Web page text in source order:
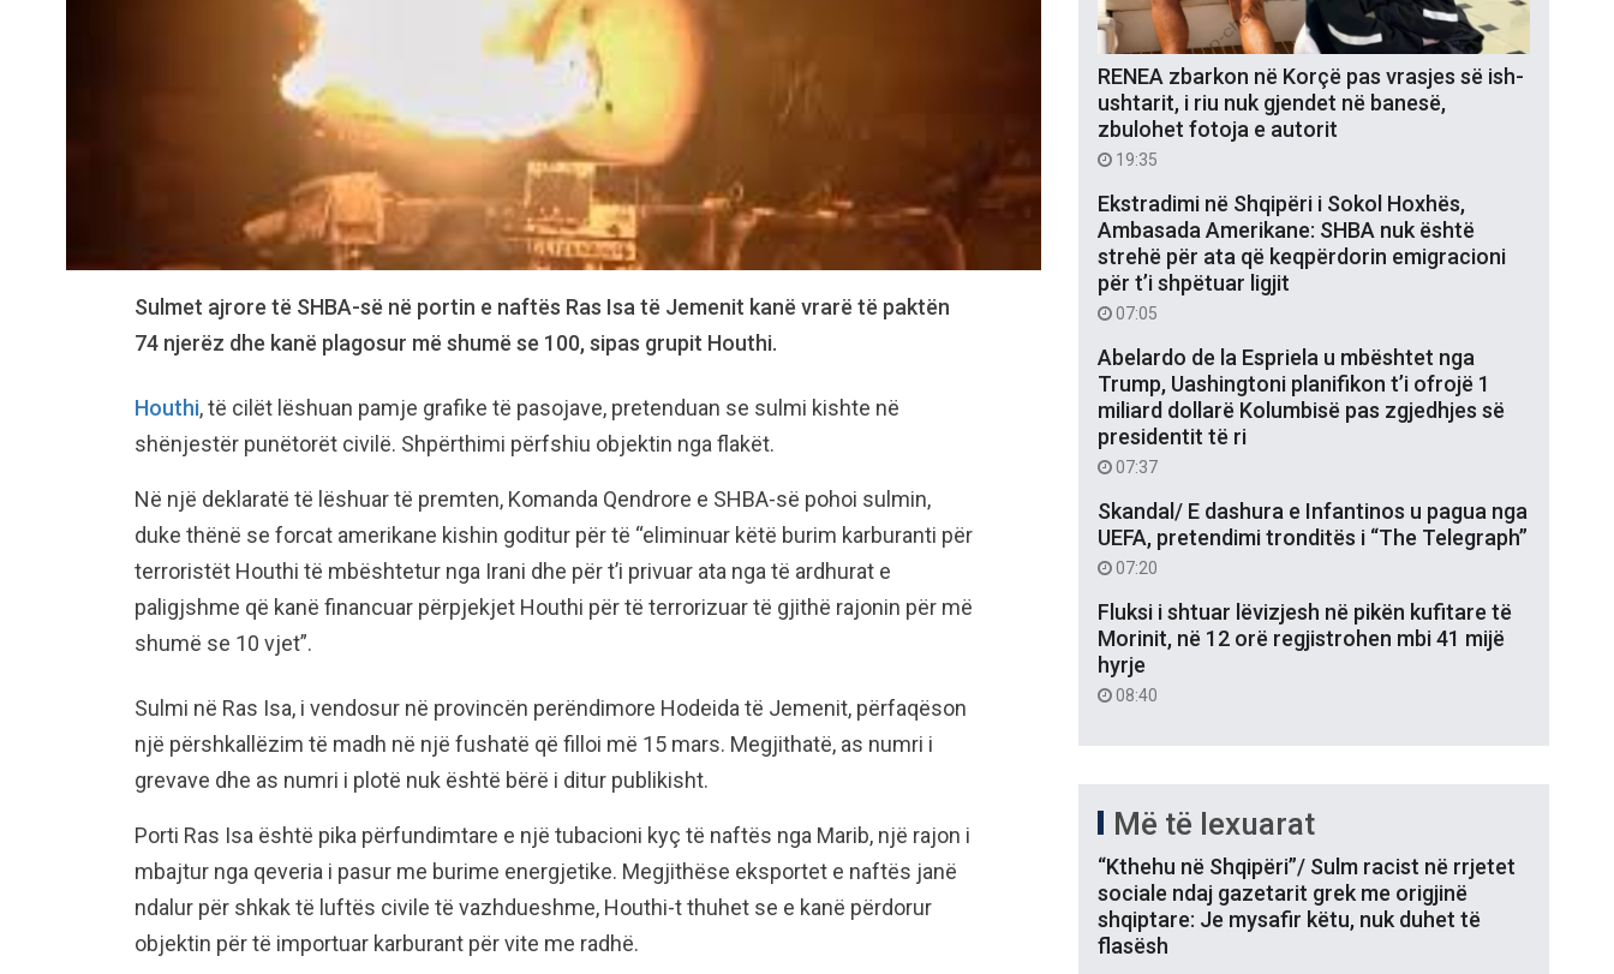
Sulmet ajrore të SHBA-së në portin e naftës Ras Isa të Jemenit kanë vrarë të paktën
74 njerëz dhe kanë plagosur më shumë se 100, sipas grupit Houthi.
Houthi, të cilët lëshuan pamje grafike të pasojave, pretenduan se sulmi kishte në
shënjestër punëtorët civilë. Shpërthimi përfshiu objektin nga flakët.
Në një deklaratë të lëshuar të premten, Komanda Qendrore e SHBA-së pohoi sulmin,
duke thënë se forcat amerikane kishin goditur për të “eliminuar këtë burim karburanti për
terroristët Houthi të mbështetur nga Irani dhe për t’i privuar ata nga të ardhurat e
paligjshme që kanë financuar përpjekjet Houthi për të terrorizuar të gjithë rajonin për më
shumë se 10 vjet”.
Sulmi në Ras Isa, i vendosur në provincën perëndimore Hodeida të Jemenit, përfaqëson
një përshkallëzim të madh në një fushatë që filloi më 15 mars. Megjithatë, as numri i
grevave dhe as numri i plotë nuk është bërë i ditur publikisht.
Porti Ras Isa është pika përfundimtare e një tubacioni kyç të naftës nga Marib, një rajon i
mbajtur nga qeveria i pasur me burime energjetike. Megjithëse eksportet e naftës janë
ndalur për shkak të luftës civile të vazhdueshme, Houthi-t thuhet se e kanë përdorur
objektin për të importuar karburant për vite me radhë.
RENEA zbarkon në Korçë pas vrasjes së ish-
ushtarit, i riu nuk gjendet në banesë,
zbulohet fotoja e autorit
19:35
Ekstradimi në Shqipëri i Sokol Hoxhës,
Ambasada Amerikane: SHBA nuk është
strehë për ata që keqpërdorin emigracioni
për t’i shpëtuar ligjit
07:05
Abelardo de la Espriela u mbështet nga
Trump, Uashingtoni planifikon t’i ofrojë 1
miliard dollarë Kolumbisë pas zgjedhjes së
presidentit të ri
07:37
Skandal/ E dashura e Infantinos u pagua nga
UEFA, pretendimi tronditës i “The Telegraph”
07:20
Fluksi i shtuar lëvizjesh në pikën kufitare të
Morinit, në 12 orë regjistrohen mbi 41 mijë
hyrje
08:40
Më të lexuarat
“Kthehu në Shqipëri”/ Sulm racist në rrjetet
sociale ndaj gazetarit grek me origjinë
shqiptare: Je mysafir këtu, nuk duhet të
flasësh